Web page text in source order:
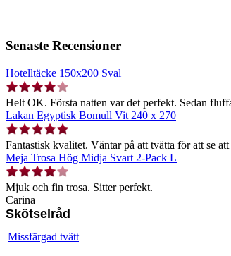
Senaste Recensioner
Hotelltäcke 150x200 Sval
Helt OK. Första natten var det perfekt. Sedan
Lakan Egyptisk Bomull Vit 240 x 270
Fantastisk kvalitet. Väntar på att tvätta för att se
Meja Trosa Hög Midja Svart 2-Pack L
Mjuk och fin trosa. Sitter perfekt.
Carina
Skötselråd
Missfärgad tvätt